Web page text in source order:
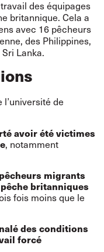
des équipages
britannique. Cela a
avec 16 pêcheurs
des Philippines,
Lanka.
l’université de
avoir été victimes
, notamment
migrants
britanniques
fois moins que le
des conditions
forcé